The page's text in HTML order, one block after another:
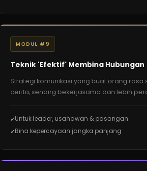
MODUL #9
Teknik 'Efektif' Membina Hubungan
Strategi komunikasi yang buat orang rasa
cerita, senang bekerjasama dan lebih
Untuk leader, usahawan & pasangan
Bina kepercayaan jangka panjang